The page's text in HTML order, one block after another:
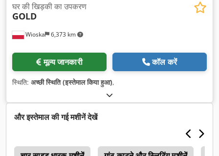
Wioska 6,373 km
घर की खिड़की का उपकरण
GOLD
मूल्य जानकारी कॉल करें
स्थिति: अच्छी स्थिति (इस्तेमाल किया हुआ),
और इस्तेमाल की गई मशीनें देखें